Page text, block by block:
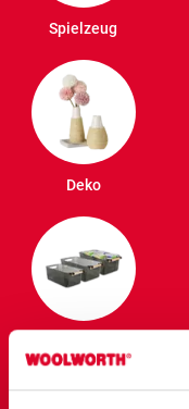
Spielzeug
Deko
Vorrat